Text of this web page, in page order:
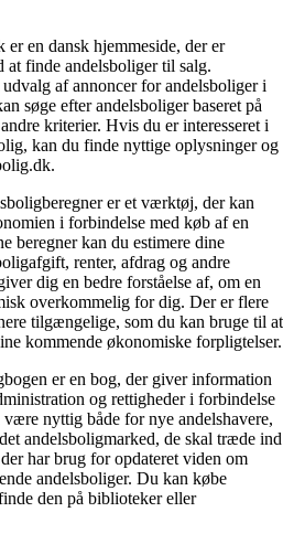
en dansk hjemmeside, der er
finde andelsboliger til salg.
af annoncer for andelsboliger i
søge efter andelsboliger baseret på
kriterier. Hvis du er interesseret i
kan du finde nyttige oplysninger og
er et værktøj, der kan
i forbindelse med køb af en
beregner kan du estimere dine
renter, afdrag og andre
dig en bedre forståelse af, om en
overkommelig for dig. Der er flere
tilgængelige, som du kan bruge til at
kommende økonomiske forpligtelser.
er en bog, der giver information
og rettigheder i forbindelse
nyttig både for nye andelshavere,
andelsboligmarked, de skal træde ind
har brug for opdateret viden om
andelsboliger. Du kan købe
den på biblioteker eller